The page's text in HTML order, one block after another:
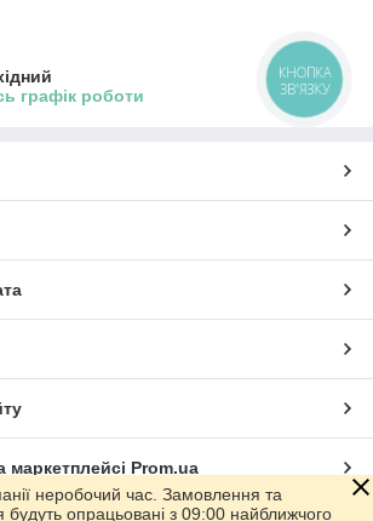
графік роботи
маркетплейсі Prom.ua
неробочий час. Замовлення та
будуть опрацьовані з 09:00 найближчого
КНОПКА
ЗВ'ЯЗКУ